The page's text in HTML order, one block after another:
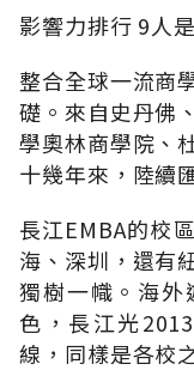
影響力排行 9人
整合全球一流商
礎。來自史丹佛
學奧林商學院、
十幾年來，陸續
長江EMBA的校
海、深圳，還有
獨樹一幟。海外
色，長江光
線，同樣是各校